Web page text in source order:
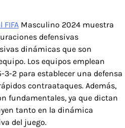
Masculino 2024 muestra
defensivas
dinámicas que son
Los equipos emplean
2 para establecer una defensa
contraataques. Además,
fundamentales, ya que dictan
tanto en la dinámica
del juego.